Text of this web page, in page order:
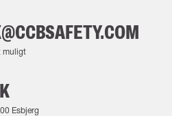
muligt
Esbjerg